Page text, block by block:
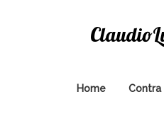
Home Contra